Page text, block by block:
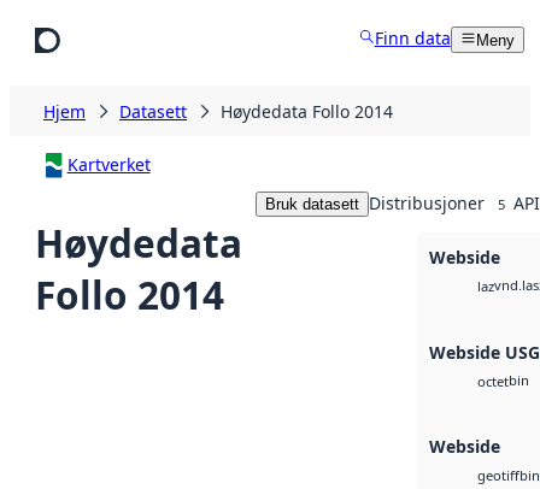
Finn data Meny
Hjem Datasett Høydedata Follo 2014
Kartverket
Høydedata
Follo 2014
Bruk datasett Distribusjoner 5
Webside
laz
Webside
octetbin
Webside
geotiffbin